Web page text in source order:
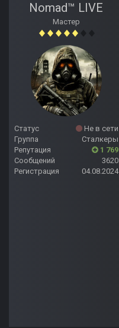
Nomad™ LIVE
Мастер
Статус
Не в сети
Группа
Сталкеры
Репутация
1 769
Сообщений
3620
Регистрация
04.08.2024